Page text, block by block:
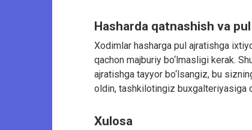
Hasharda qatnashish va
Xodimlar hasharga pul ajratishga
qachon majburiy bo‘lmasligi kerak.
ajratishga tayyor bo‘lsangiz, bu
oldin, tashkilotingiz buxgalteriyasiga
Xulosa